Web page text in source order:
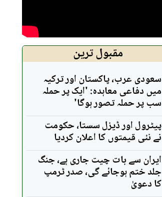
مقبول ترین
سعودی عرب، پاکستان اور ترکیہ
میں دفاعی معاہدہ: 'ایک پر حملہ
سب پر حملہ تصور ہوگا'
پیٹرول اور ڈیزل سستا، حکومت
نے نئی قیمتوں کا اعلان کردیا
ایران سے بات چیت جاری ہے، جنگ
جلد ختم ہوجائے گی، صدر ٹرمپ
کا دعویٰ